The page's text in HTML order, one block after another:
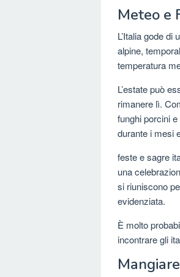
Meteo e
L’Italia gode
alpine,
temperatura
L’estate può
rimanere lì.
funghi porcini
durante i mesi
feste e sagre
una
si riuniscono
evidenziata.
È molto
incontrare gli